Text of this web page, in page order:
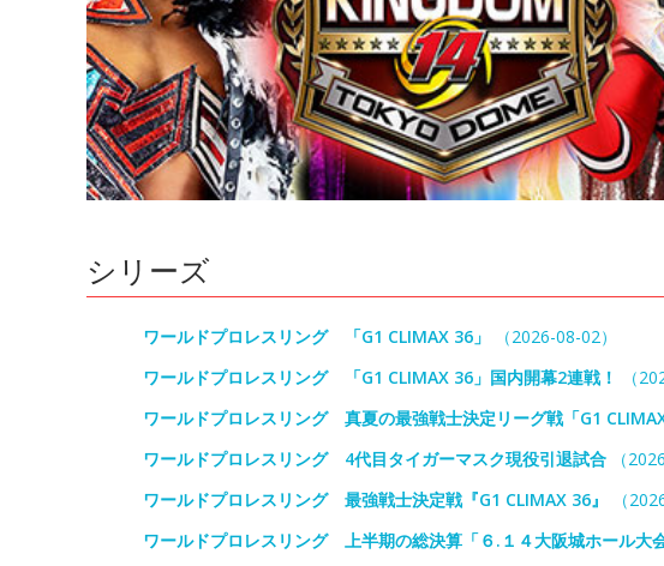
シリーズ
ワールドプロレスリング 「G1 CLIMAX 36」
（2026-08-02）
ワールドプロレスリング 「G1 CLIMAX 36」国内開幕2連戦！
（
ワールドプロレスリング 真夏の最強戦士決定リーグ戦「G1
ワールドプロレスリング 4代目タイガーマスク現役引退試合 （
ワールドプロレスリング 最強戦士決定戦『G1 CLIMAX 36』
（
ワールドプロレスリング 上半期の総決算「６.１４大阪城ホール大